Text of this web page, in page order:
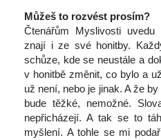
Můžeš to rozvét prosím?
Čtenářům Myslivosti uvedu
znají i ze své honitby.
chůze, kde se neustále a
v honitbě změnit, co bylo a
už není, nebo je jinak. A že
bude těžké, nemožné.
nepřicházejí. A tak se to
myšlení. A tohle se mi